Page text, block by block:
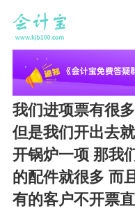
我们进项票有很
但是我们开出去
开锅炉一项 那我
的配件就很多 而
有的客户不开票